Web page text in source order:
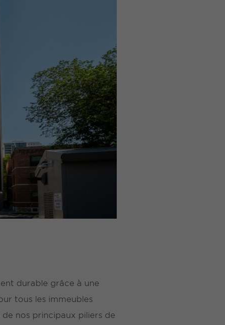
durable grâce à une
tous les immeubles
nos principaux piliers de